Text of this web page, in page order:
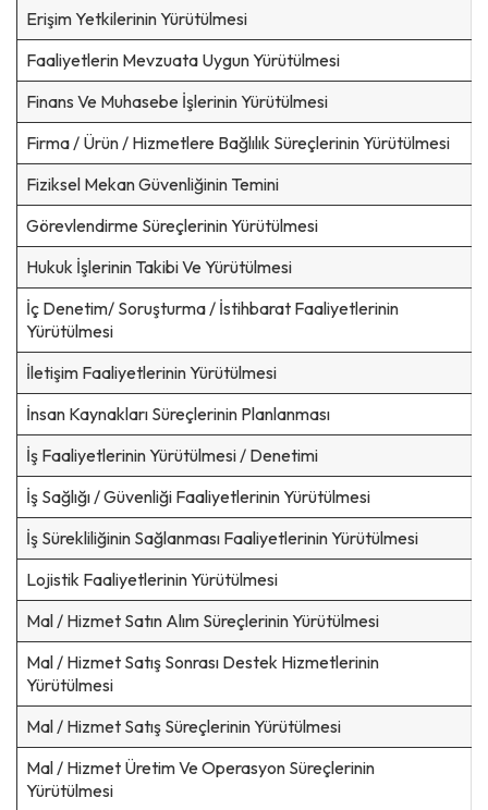
Erişim Yetkilerinin Yürütülmesi
Faaliyetlerin Mevzuata Uygun Yürütülmesi
Finans Ve Muhasebe İşlerinin Yürütülmesi
Firma / Ürün / Hizmetlere Bağlılık Süreçlerinin Yürütülmesi
Fiziksel Mekan Güvenliğinin Temini
Görevlendirme Süreçlerinin Yürütülmesi
Hukuk İşlerinin Takibi Ve Yürütülmesi
İç Denetim/ Soruşturma / İstihbarat Faaliyetlerinin
Yürütülmesi
İletişim Faaliyetlerinin Yürütülmesi
İnsan Kaynakları Süreçlerinin Planlanması
İş Faaliyetlerinin Yürütülmesi / Denetimi
İş Sağlığı / Güvenliği Faaliyetlerinin Yürütülmesi
İş Sürekliliğinin Sağlanması Faaliyetlerinin Yürütülmesi
Lojistik Faaliyetlerinin Yürütülmesi
Mal / Hizmet Satın Alım Süreçlerinin Yürütülmesi
Mal / Hizmet Satış Sonrası Destek Hizmetlerinin
Yürütülmesi
Mal / Hizmet Satış Süreçlerinin Yürütülmesi
Mal / Hizmet Üretim Ve Operasyon Süreçlerinin
Yürütülmesi